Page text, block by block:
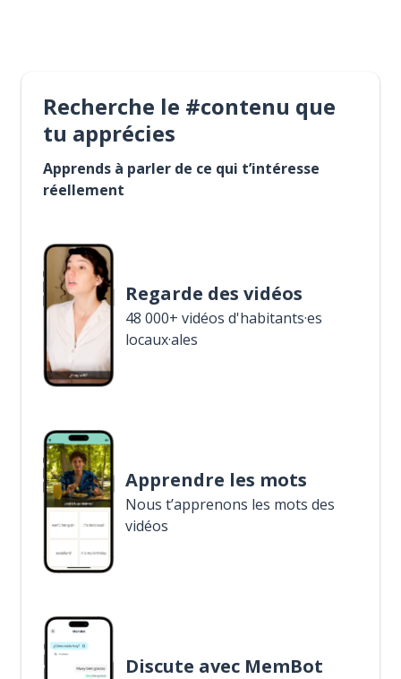
Recherche le #contenu que
tu apprécies
Apprends à parler de ce qui t’intéresse
réellement
Regarde des vidéos
48 000+ vidéos d'habitants·es
locaux·ales
Apprendre les mots
Nous t’apprenons les mots des
vidéos
Discute avec MemBot